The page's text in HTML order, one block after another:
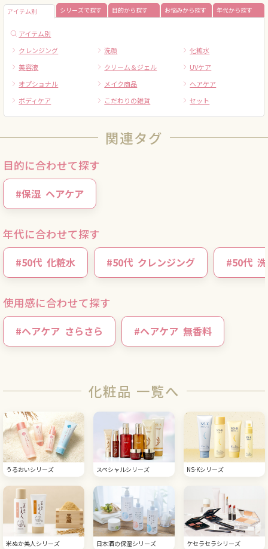
アイテム別 シリーズで探す 目的から探す お悩みから探す 年代から探す
アイテム別
クレンジング
洗顔
化粧水
美容液
クリーム＆ジェル
UVケア
オプショナル
メイク商品
ヘアケア
ボディケア
こだわりの雑貨 セット
関連タグ
目的に合わせて探す
#保湿 ヘアケア
年代に合わせて探す
#50代 化粧水 #50代 クレンジング #50代
使用感に合わせて探す
#ヘアケア さらさら #ヘアケア 無香料
化粧品 一覧へ
うるおいシリーズ スペシャルシリーズ NS-Kシリーズ
米ぬか美人シリーズ 日本酒の保湿シリーズ ケセラセラシリーズ